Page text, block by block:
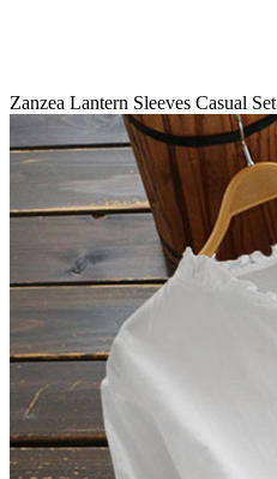
Zanzea Lantern Sleeves Casual Set